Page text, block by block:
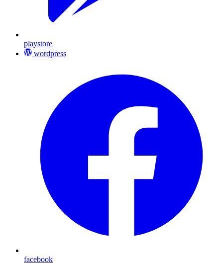
playstore
wordpress
facebook